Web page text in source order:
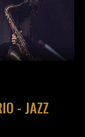
- JAZZ